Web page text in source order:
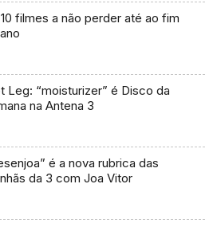
filmes a não perder até ao fim
Leg: “moisturizer” é Disco da
na Antena 3
é a nova rubrica das
da 3 com Joa Vitor